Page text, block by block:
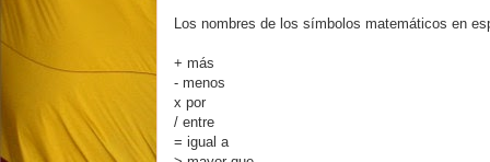
Los nombres de los símbolos matemáticos en
+ más
- menos
x por
/ entre
= igual a